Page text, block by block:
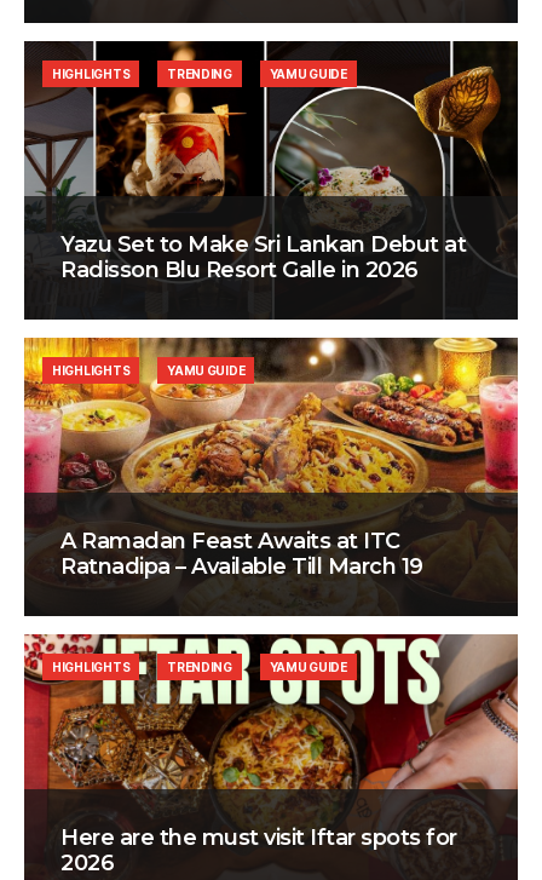
Yazu Set to Make Sri Lankan Debut at
Radisson Blu Resort Galle in 2026
HIGHLIGHTS TRENDING YAMU GUIDE
A Ramadan Feast Awaits at ITC
Ratnadipa – Available Till March 19
HIGHLIGHTS YAMU GUIDE
Here are the must visit Iftar spots for
2026
HIGHLIGHTS TRENDING YAMU GUIDE